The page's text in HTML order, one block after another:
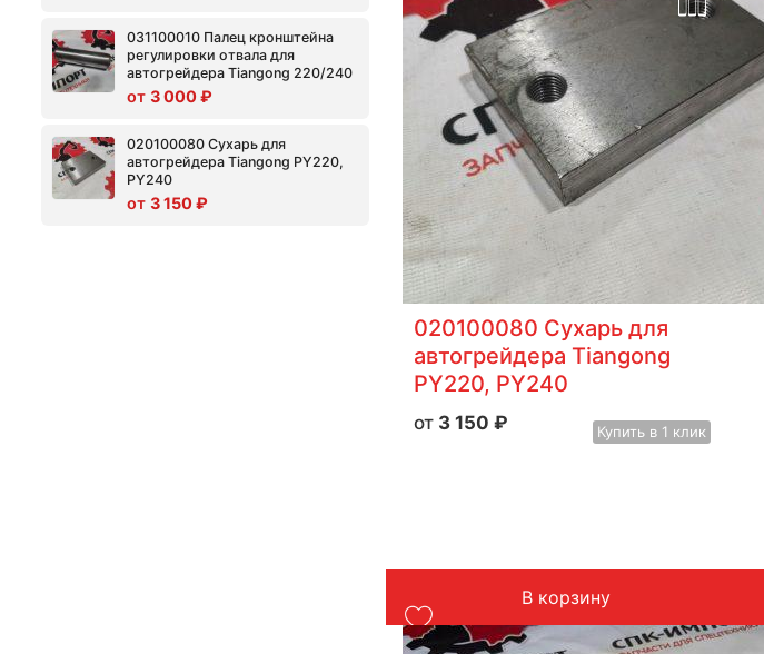
031100010 Палец кронштейна
регулировки отвала для
автогрейдера Tiangong 220/240
3 000₽
020100080 Сухарь для
автогрейдера Tiangong PY220,
PY240
3 150₽
020100080 Сухарь для
автогрейдера Tiangong
PY220, PY240
3 150 ₽ Купить в 1 клик
В корзину